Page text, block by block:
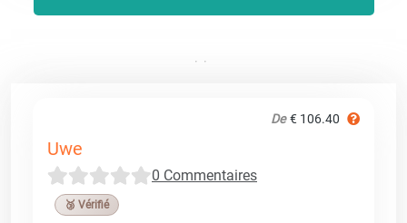
De € 106.40
Uwe
0 Commentaires
🥉 Vérifié